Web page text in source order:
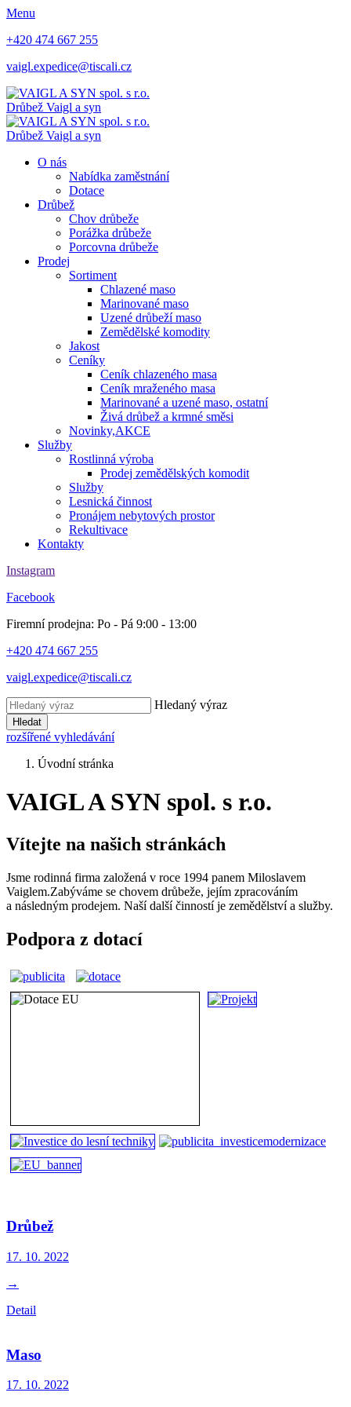
Menu
+420 474 667 255
vaigl.expedice@tiscali.cz
Drůbež Vaigl a syn
Drůbež Vaigl a syn
O nás
Nabídka zaměstnání
Dotace
Drůbež
Chov drůbeže
Porážka drůbeže
Porcovna drůbeže
Prodej
Sortiment
Chlazené maso
Marinované maso
Uzené drůbeží maso
Zemědělské komodity
Jakost
Ceníky
Ceník chlazeného masa
Ceník mraženého masa
Marinované a uzené maso, ostatní
Živá drůbež a krmné směsi
Novinky,AKCE
Služby
Rostlinná výroba
Prodej zemědělských komodit
Služby
Lesnická činnost
Pronájem nebytových prostor
Rekultivace
Kontakty
Instagram
Facebook
Firemní prodejna: Po - Pá 9:00 - 13:00
+420 474 667 255
vaigl.expedice@tiscali.cz
Hledaný výraz
Hledat
rozšířené vyhledávání
Úvodní stránka
VAIGL A SYN spol. s r.o.
Vítejte na našich stránkách
Jsme rodinná firma založená v roce 1994 panem Miloslavem
Vaiglem.Zabýváme se chovem drůbeže, jejím zpracováním
a následným prodejem. Naší další činností je zemědělství a služby.
Podpora z dotací
Drůbež
17. 10. 2022
→
Detail
Maso
17. 10. 2022